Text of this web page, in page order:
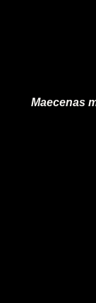
Maecenas